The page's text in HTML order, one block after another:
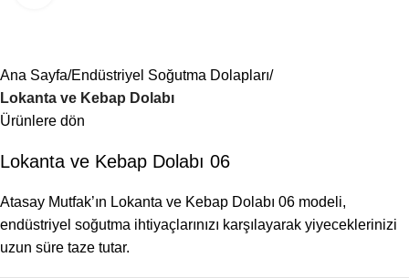
Ana Sayfa Endüstriyel Soğutma Dolapları
Lokanta ve Kebap Dolabı
Ürünlere dön
Lokanta ve Kebap Dolabı 06
Atasay Mutfak’ın Lokanta ve Kebap Dolabı 06 modeli,
endüstriyel soğutma ihtiyaçlarınızı karşılayarak yiyeceklerinizi
uzun süre taze tutar.